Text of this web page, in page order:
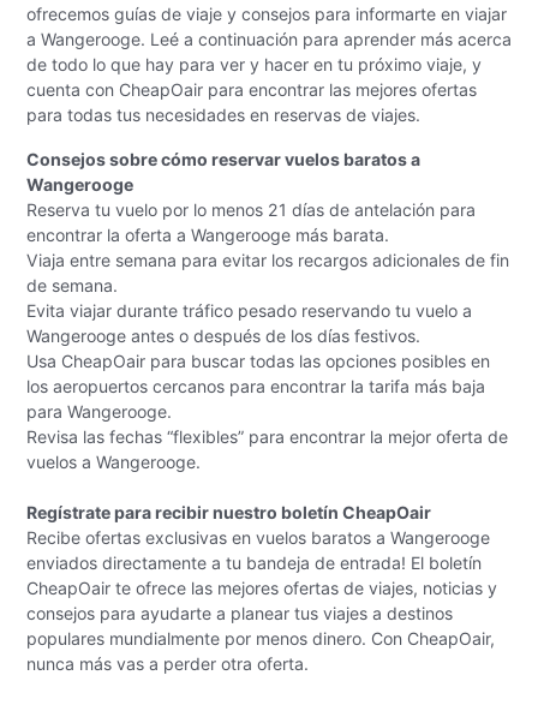
ofrecemos guías de viaje y consejos para informarte en viajar
a Wangerooge. Leé a continuación para aprender más acerca
de todo lo que hay para ver y hacer en tu próximo viaje, y
cuenta con CheapOair para encontrar las mejores ofertas
para todas tus necesidades en reservas de viajes.
Consejos sobre cómo reservar vuelos baratos a
Wangerooge
Reserva tu vuelo por lo menos 21 días de antelación para
encontrar la oferta a Wangerooge más barata.
Viaja entre semana para evitar los recargos adicionales de fin
de semana.
Evita viajar durante tráfico pesado reservando tu vuelo a
Wangerooge antes o después de los días festivos.
Usa CheapOair para buscar todas las opciones posibles en
los aeropuertos cercanos para encontrar la tarifa más baja
para Wangerooge.
Revisa las fechas “flexibles” para encontrar la mejor oferta de
vuelos a Wangerooge.
Regístrate para recibir nuestro boletín CheapOair
Recibe ofertas exclusivas en vuelos baratos a Wangerooge
enviados directamente a tu bandeja de entrada! El boletín
CheapOair te ofrece las mejores ofertas de viajes, noticias y
consejos para ayudarte a planear tus viajes a destinos
populares mundialmente por menos dinero. Con CheapOair,
nunca más vas a perder otra oferta.